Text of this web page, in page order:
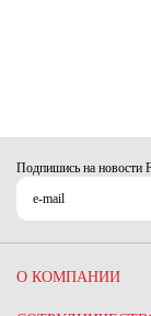
Подпишись на новости
О КОМПАНИИ